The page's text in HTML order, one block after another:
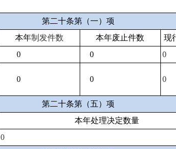
第二十条第（一）项
本年制发件数 本年废止件数 现
0 0
0
0 0 0
第二十条第（五）项
本年处理决定数量
0